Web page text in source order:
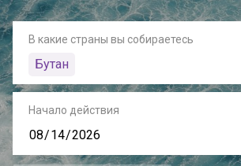
В какие страны вы собираетесь
Бутан
Начало действия